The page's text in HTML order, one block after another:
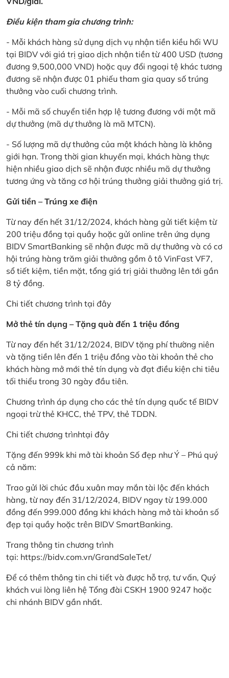
Điều kiện tham gia chương trình:
- Mỗi khách hàng sử dụng dịch vụ nhận tiền kiều hối WU
tại BIDV với giá trị giao dịch nhận tiền từ 400 USD (tương
đương 9,500,000 VND) hoặc quy đổi ngoại tệ khác tương
đương sẽ nhận được 01 phiếu tham gia quay số trúng
thưởng vào cuối chương trình.
- Mỗi mã số chuyển tiền hợp lệ tương đương với một mã
dự thưởng (mã dự thưởng là mã MTCN).
- Số lượng mã dự thưởng của một khách hàng là không
giới hạn. Trong thời gian khuyến mại, khách hàng thực
hiện nhiều giao dịch sẽ nhận được nhiều mã dự thưởng
tương ứng và tăng cơ hội trúng thưởng giải thưởng giá trị.
Gửi tiền – Trúng xe điện
Từ nay đến hết 31/12/2024, khách hàng gửi tiết kiệm từ
200 triệu đồng tại quầy hoặc gửi online trên ứng dụng
BIDV SmartBanking sẽ nhận được mã dự thưởng và có cơ
hội trúng hàng trăm giải thưởng gồm ô tô VinFast VF7,
sổ tiết kiệm, tiền mặt, tổng giá trị giải thưởng lên tới gần
8 tỷ đồng.
Chi tiết chương trình tại đây
Mở thẻ tín dụng – Tặng quà đến 1 triệu đồng
Từ nay đến hết 31/12/2024, BIDV tặng phí thường niên
và tặng tiền lên đến 1 triệu đồng vào tài khoản thẻ cho
khách hàng mở mới thẻ tín dụng và đạt điều kiện chi tiêu
tối thiểu trong 30 ngày đầu tiên.
Chương trình áp dụng cho các thẻ tín dụng quốc tế BIDV
ngoại trừ thẻ KHCC, thẻ TPV, thẻ TDDN.
Chi tiết chương trìnhtại đây
Tặng đến 999k khi mở tài khoản Số đẹp như Ý – Phú quý
cả năm:
Trao gửi lời chúc đầu xuân may mắn tài lộc đến khách
hàng, từ nay đến 31/12/2024, BIDV ngay từ 199.000
đồng đến 999.000 đồng khi khách hàng mở tài khoản số
đẹp tại quầy hoặc trên BIDV SmartBanking.
Trang thông tin chương trình
tại: https://bidv.com.vn/GrandSaleTet/
Để có thêm thông tin chi tiết và được hỗ trợ, tư vấn, Quý
khách vui lòng liên hệ Tổng đài CSKH 1900 9247 hoặc
chi nhánh BIDV gần nhất.